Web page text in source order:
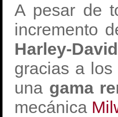
A pesar de
incremento
Harley-
gracias a
una gama
mecánica